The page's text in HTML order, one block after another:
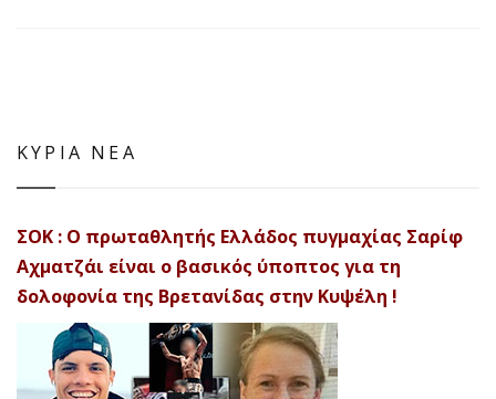
ΚΥΡΙΑ ΝΕΑ
ΣΟΚ : Ο πρωταθλητής Ελλάδος πυγμαχίας Σαρίφ
Αχματζάι είναι ο βασικός ύποπτος για τη
δολοφονία της Βρετανίδας στην Κυψέλη !